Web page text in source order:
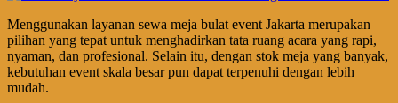
Menggunakan layanan sewa meja bulat event Jakarta merupakan
pilihan yang tepat untuk menghadirkan tata ruang acara yang rapi,
nyaman, dan profesional. Selain itu, dengan stok meja yang banyak,
kebutuhan event skala besar pun dapat terpenuhi dengan lebih
mudah.